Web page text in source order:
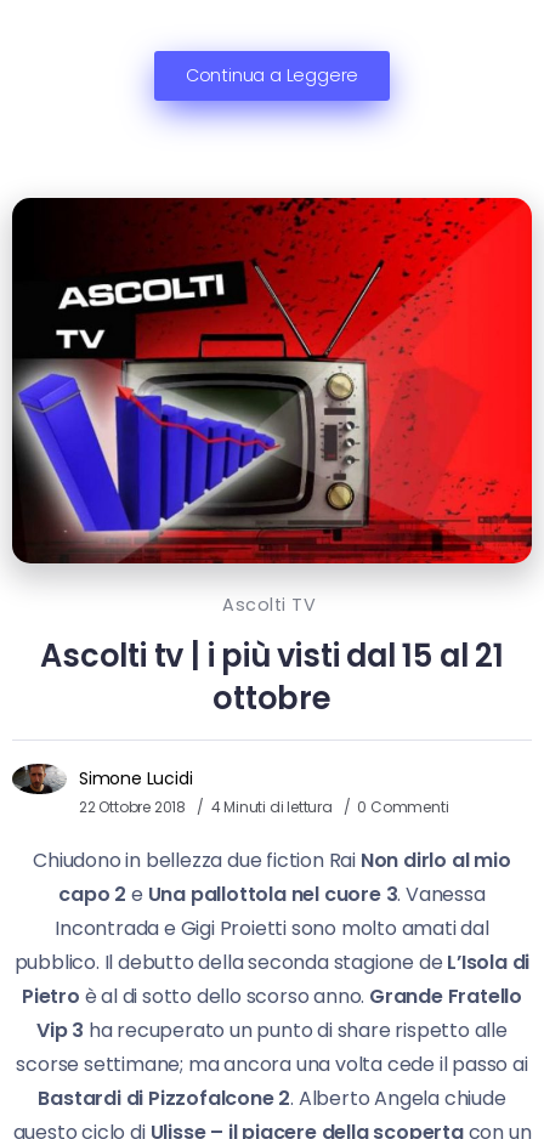
Continua a Leggere
Ascolti TV
Ascolti tv | i più visti dal 15 al 21
ottobre
Simone Lucidi
22 Ottobre 2018 4 Minuti di lettura 0 Commenti
Chiudono in bellezza due fiction Rai Non dirlo al mio
capo 2 e Una pallottola nel cuore 3. Vanessa
Incontrada e Gigi Proietti sono molto amati dal
pubblico. Il debutto della seconda stagione de L’Isola di
Pietro è al di sotto dello scorso anno. Grande Fratello
Vip 3 ha recuperato un punto di share rispetto alle
scorse settimane; ma ancora una volta cede il passo ai
Bastardi di Pizzofalcone 2. Alberto Angela chiude
questo ciclo di Ulisse – il piacere della scopertacon un